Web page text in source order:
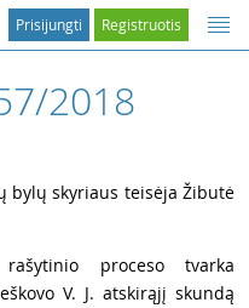
Registruotis
Prisijungti
2018
bylų skyriaus teisėja Žibutė
proceso tvarka
V. J. atskirąjį skundą